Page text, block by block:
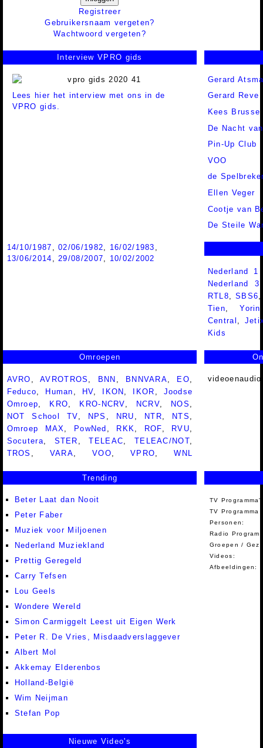
Registreer
Gebruikersnaam vergeten?
Wachtwoord vergeten?
Interview VPRO gids
Lees hier het interview met ons in de
VPRO gids.
Gerard
Gerard Reve
Kees Brusse
De Nacht
Pin-Up Club
VOO
de
Ellen Veger
Cootje van
De Steile
14/10/1987 ,02/06/1982, 16/02/1983 ,
13/06/2014 ,29/08/2007, 10/02/2002
Nederland
Nederland
RTL8 ,SBS6
Tien ,Yorin
Central
Kids
Omroepen
AVRO ,AVROTROS , BNN , BNNVARA, EO,
Feduco, Human , HV, IKON , IKOR , Joodse
Omroep, KRO, KRO-NCRV, NCRV, NOS ,
NOT School TV, NPS , NRU , NTR, NTS ,
Omroep MAX, PowNed , RKK, ROF, RVU,
Socutera, STER ,TELEAC, TELEAC/NOT,
TROS , VARA,VOO,VPRO,WNL
Trending
Beter Laat dan Nooit
Peter Faber
Muziek voor Miljoenen
Nederland Muziekland
Prettig Geregeld
Carry Tefsen
Lou Geels
Wondere Wereld
Simon Carmiggelt Leest uit Eigen Werk
Peter R. De Vries, Misdaadverslaggever
Albert Mol
Akkemay Elderenbos
Holland-België
Wim Neijman
Stefan Pop
TV
TV Programma
Personen:
Radio
Groepen /
Videos:
Afbeeldingen:
Nieuwe Video's